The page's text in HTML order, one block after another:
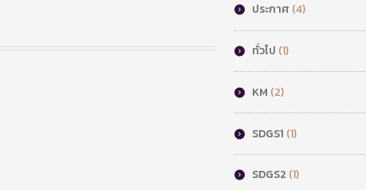
ประกาศ (4)
ทั่วไป (1)
KM (2)
SDGS1 (1)
SDGS2 (1)